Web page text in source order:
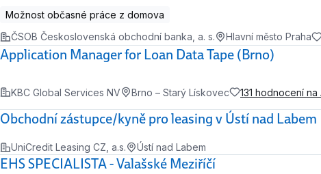
Možnost občasné práce z domova
ČSOB Československá obchodní banka, a. s.
Hlavní město Praha
Application Manager for Loan Data Tape (Brno)
KBC Global Services NV Brno – Starý Lískovec 131 hodnocení
Obchodní zástupce/kyně pro leasing v Ústí nad Labem
UniCredit Leasing CZ, a.s. Ústí nad Labem
EHS SPECIALISTA - Valašské Meziříčí